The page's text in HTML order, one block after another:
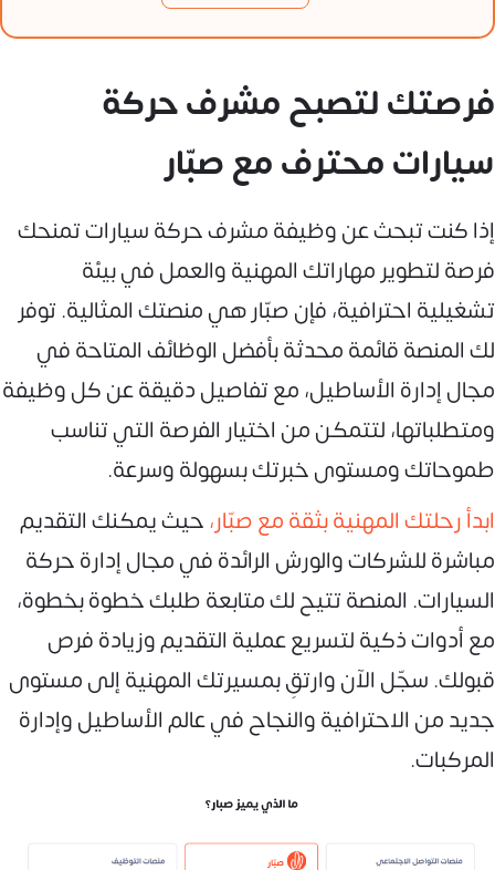
فرصتك لتصبح مشرف حركة
سيارات محترف مع صبّار
إذا كنت تبحث عن وظيفة مشرف حركة سيارات تمنحك
فرصة لتطوير مهاراتك المهنية والعمل في بيئة
تشغيلية احترافية، فإن صبّار هي منصتك المثالية. توفر
لك المنصة قائمة محدثة بأفضل الوظائف المتاحة في
مجال إدارة الأساطيل، مع تفاصيل دقيقة عن كل وظيفة
ومتطلباتها، لتتمكن من اختيار الفرصة التي تناسب
طموحاتك ومستوى خبرتك بسهولة وسرعة.
ابدأ رحلتك المهنية بثقة مع صبّار،حيث يمكنك التقديم
مباشرة للشركات والورش الرائدة في مجال إدارة حركة
السيارات. المنصة تتيح لك متابعة طلبك خطوة بخطوة،
مع أدوات ذكية لتسريع عملية التقديم وزيادة فرص
قبولك. سجّل الآن وارتقِ بمسيرتك المهنية إلى مستوى
جديد من الاحترافية والنجاح في عالم الأساطيل وإدارة
المركبات.